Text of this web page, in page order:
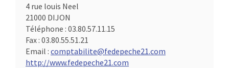
4 rue louis Neel
21000 DIJON
Téléphone : 03.80.57.11.15
Fax : 03.80.55.51.21
Email : comptabilite@fedepeche21.com
http://www.fedepeche21.com